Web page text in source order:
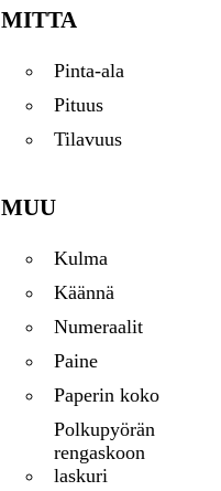
MITTA
Pinta-ala
Pituus
Tilavuus
MUU
Kulma
Käännä
Numeraalit
Paine
Paperin koko
Polkupyörän
rengaskoon
laskuri